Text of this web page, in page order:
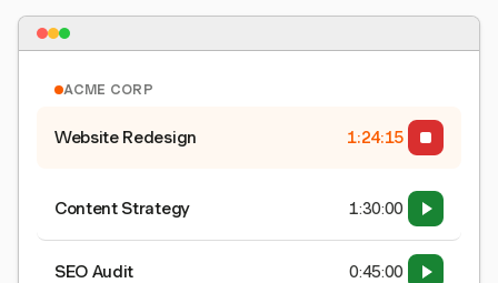
ACME CORP
Website Redesign 1:24:15
Content Strategy 1:30:00
SEO Audit 0:45:00